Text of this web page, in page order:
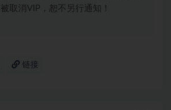
取消VIP，恕不另行通知！
链接